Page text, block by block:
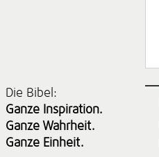
Die Bibel:
Ganze Inspiration.
Ganze Wahrheit.
Ganze Einheit.